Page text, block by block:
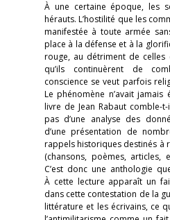
À une certaine époque, les
hérauts. L’hostilité que les
manifestée à toute armée
place à la défense et à la
rouge, au détriment de celles
qu’ils continuèrent de
conscience se veut parfois
Le phénomène n’avait
livre de Jean Rabaut comble-
pas d’une analyse des
d’une présentation de
rappels historiques destinés à
(chansons, poèmes, articles,
C’est donc une anthologie
À cette lecture apparaît un
dans cette contestation de la
littérature et les écrivains, ce